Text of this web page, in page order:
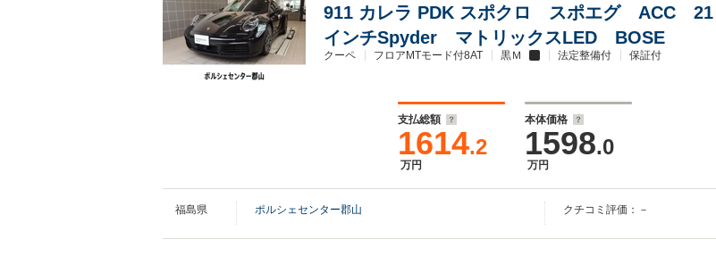
911 カレラ PDK スポクロ スポエグ ACC 21
インチSpyder マトリックスLED BOSE
クーペ フロアMTモード付8AT 黒Ｍ 法定整備付 保証付
支払総額
1614.2
万円
本体価格
1598.0
万円
福島県 ポルシェセンター郡山 クチコミ評価：－